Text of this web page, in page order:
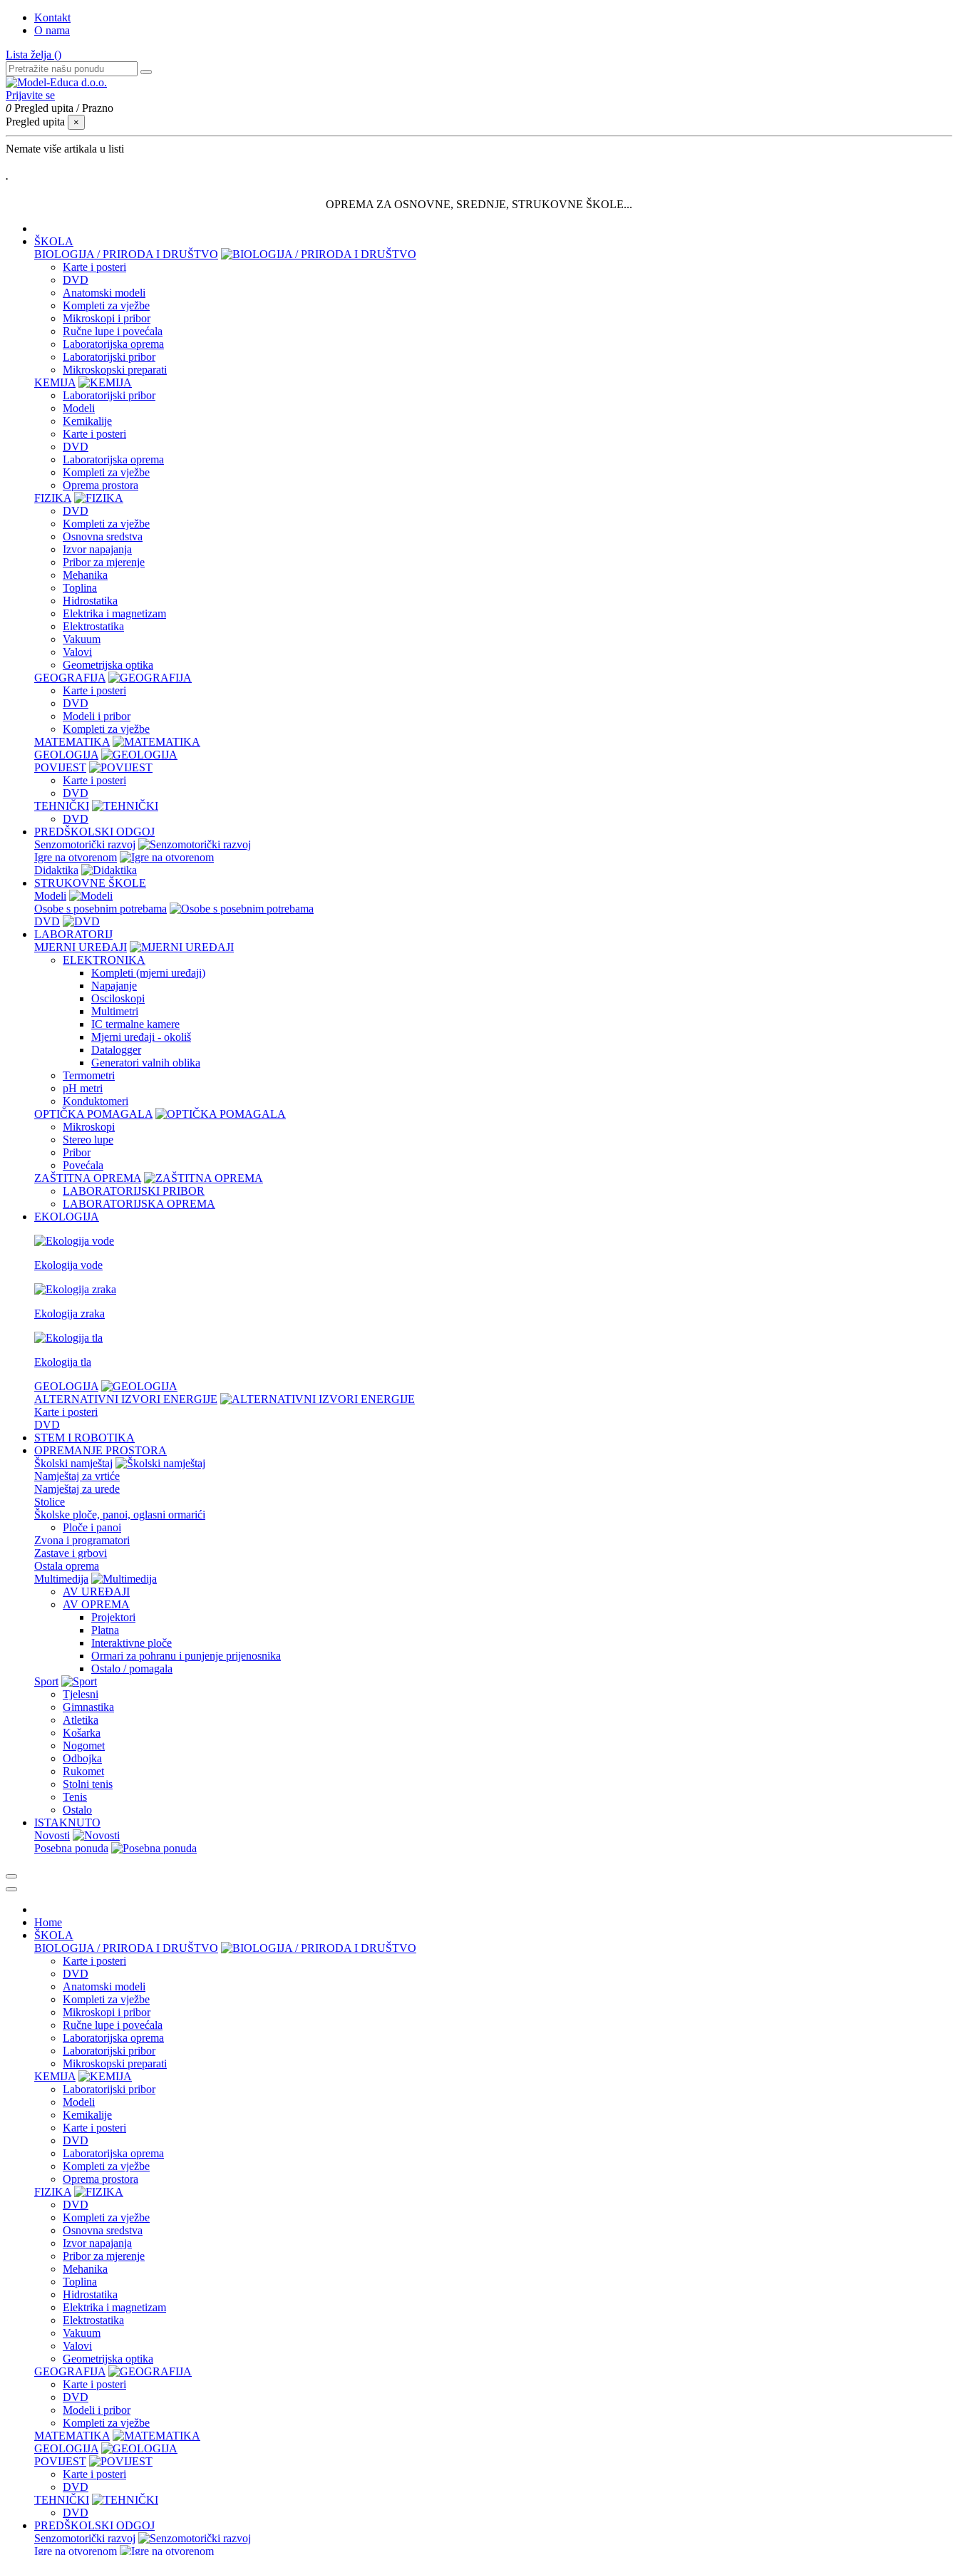
Kontakt
O nama
Lista želja ()
Prijavite se
0 Pregled upita /Prazno
Pregled upita
×
Nemate više artikala u listi
.
OPREMA ZA OSNOVNE, SREDNJE, STRUKOVNE ŠKOLE...
ŠKOLA
BIOLOGIJA / PRIRODA I DRUŠTVO
Karte i posteri
DVD
Anatomski modeli
Kompleti za vježbe
Mikroskopi i pribor
Ručne lupe i povećala
Laboratorijska oprema
Laboratorijski pribor
Mikroskopski preparati
KEMIJA
Laboratorijski pribor
Modeli
Kemikalije
Karte i posteri
DVD
Laboratorijska oprema
Kompleti za vježbe
Oprema prostora
FIZIKA
DVD
Kompleti za vježbe
Osnovna sredstva
Izvor napajanja
Pribor za mjerenje
Mehanika
Toplina
Hidrostatika
Elektrika i magnetizam
Elektrostatika
Vakuum
Valovi
Geometrijska optika
GEOGRAFIJA
Karte i posteri
DVD
Modeli i pribor
Kompleti za vježbe
MATEMATIKA
GEOLOGIJA
POVIJEST
Karte i posteri
DVD
TEHNIČKI
DVD
PREDŠKOLSKI ODGOJ
Senzomotorički razvoj
Igre na otvorenom
Didaktika
STRUKOVNE ŠKOLE
Modeli
Osobe s posebnim potrebama
DVD
LABORATORIJ
MJERNI UREĐAJI
ELEKTRONIKA
Kompleti (mjerni uređaji)
Napajanje
Osciloskopi
Multimetri
IC termalne kamere
Mjerni uređaji - okoliš
Datalogger
Generatori valnih oblika
Termometri
pH metri
Konduktomeri
OPTIČKA POMAGALA
Mikroskopi
Stereo lupe
Pribor
Povećala
ZAŠTITNA OPREMA
LABORATORIJSKI PRIBOR
LABORATORIJSKA OPREMA
EKOLOGIJA
Ekologija vode
Ekologija zraka
Ekologija tla
GEOLOGIJA
ALTERNATIVNI IZVORI ENERGIJE
Karte i posteri
DVD
STEM I ROBOTIKA
OPREMANJE PROSTORA
Školski namještaj
Namještaj za vrtiće
Namještaj za urede
Stolice
Školske ploče, panoi, oglasni ormarići
Ploče i panoi
Zvona i programatori
Zastave i grbovi
Ostala oprema
Multimedija
AV UREĐAJI
AV OPREMA
Projektori
Platna
Interaktivne ploče
Ormari za pohranu i punjenje prijenosnika
Ostalo / pomagala
Sport
Tjelesni
Gimnastika
Atletika
Košarka
Nogomet
Odbojka
Rukomet
Stolni tenis
Tenis
Ostalo
ISTAKNUTO
Novosti
Posebna ponuda
Home
ŠKOLA
BIOLOGIJA / PRIRODA I DRUŠTVO
Karte i posteri
DVD
Anatomski modeli
Kompleti za vježbe
Mikroskopi i pribor
Ručne lupe i povećala
Laboratorijska oprema
Laboratorijski pribor
Mikroskopski preparati
KEMIJA
Laboratorijski pribor
Modeli
Kemikalije
Karte i posteri
DVD
Laboratorijska oprema
Kompleti za vježbe
Oprema prostora
FIZIKA
DVD
Kompleti za vježbe
Osnovna sredstva
Izvor napajanja
Pribor za mjerenje
Mehanika
Toplina
Hidrostatika
Elektrika i magnetizam
Elektrostatika
Vakuum
Valovi
Geometrijska optika
GEOGRAFIJA
Karte i posteri
DVD
Modeli i pribor
Kompleti za vježbe
MATEMATIKA
GEOLOGIJA
POVIJEST
Karte i posteri
DVD
TEHNIČKI
DVD
PREDŠKOLSKI ODGOJ
Senzomotorički razvoj
Igre na otvorenom